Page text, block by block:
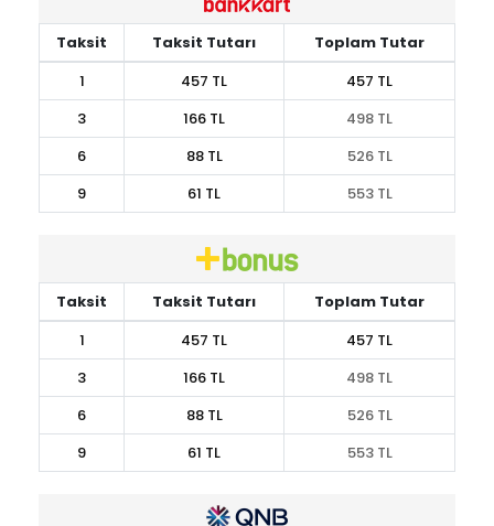
Taksit Taksit Tutarı
Toplam Tutar
1
457 TL
457 TL
3
166 TL
498 TL
6
88 TL
526 TL
9
61 TL 553 TL
Taksit Taksit Tutarı
Toplam Tutar
1
457 TL
457 TL
3
166 TL
498 TL
6
88 TL
526 TL
9
61 TL 553 TL